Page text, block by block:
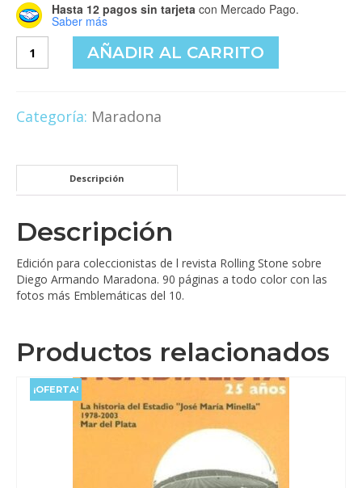
Hasta 12 pagos sin tarjeta con Mercado Pago.
Saber más
Stone
AÑADIR AL CARRITO
Categoría: Maradona
Descripción
Descripción
Edición para coleccionistas de l revista Rolling Stone sobre
Diego Armando Maradona. 90 páginas a todo color con las
fotos más Emblemáticas del 10.
Productos relacionados
¡OFERTA!